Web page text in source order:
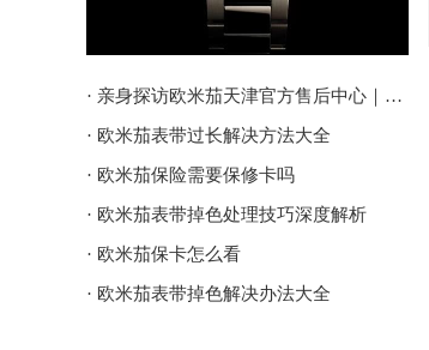
· 亲身探访欧米茄天津官方售后中心｜地址报修全流程真实经历（2026年6月最新）
· 欧米茄表带过长解决方法大全
· 欧米茄保险需要保修卡吗
· 欧米茄表带掉色处理技巧深度解析
· 欧米茄保卡怎么看
· 欧米茄表带掉色解决办法大全